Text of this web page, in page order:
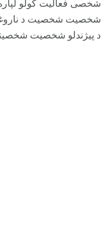
شخصی فعالیت کولو لپاره
شخصیت شخصیت د
د پیژندلو شخصیت